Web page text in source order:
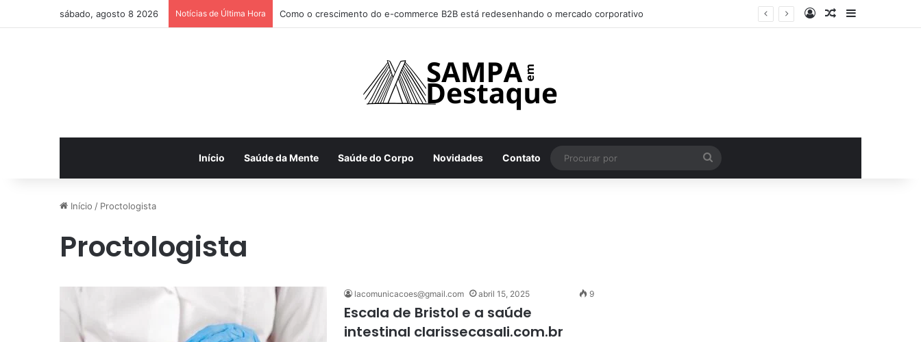
sábado, agosto 8 2026 Notícias de Última Hora Como achar os melhores lugares para happy hour na sua região EntrarArtigo aleatório
Barra Lateral
Início Saúde da Mente Saúde do Corpo Novidades Contato
por
Início / Proctologista
Proctologista
lacomunicacoes@gmail.com abril 15, 2025 9
Escala de Bristol e a saúde
intestinal clarissecasali.com.br